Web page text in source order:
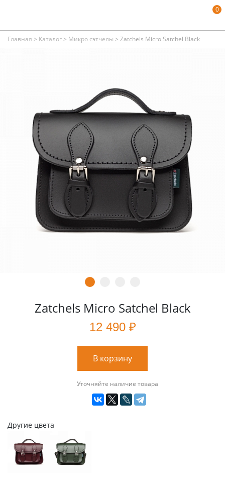
0
Главная > Каталог> Микро сэтчелы > Zatchels Micro Satchel Black
Zatchels Micro Satchel Black
12 490 ₽
В корзину
Уточняйте наличие товара
Другие цвета